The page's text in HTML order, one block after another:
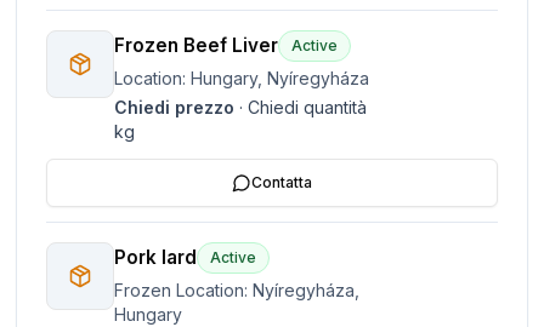
the
Frozen Beef Liver Active
Location: Hungary, Nyíregyháza
Chiedi prezzo ·Chiedi quantità
kg
Contatta
Pork lard Active
Frozen Location: Nyíregyháza,
Hungary